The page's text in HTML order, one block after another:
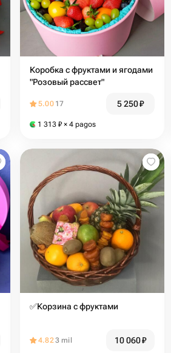
Коробка с фруктами и ягодами
"Розовый рассвет"
5.00 17 5 250₽
1 313 ₽ × 4 pagos
✅Корзина с фруктами
4.823 mil 10 060₽